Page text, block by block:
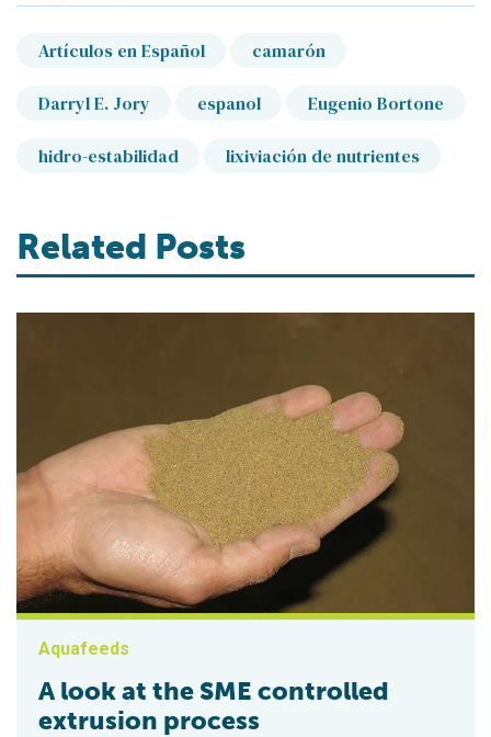
Artículos en Español camarón
Darryl E. Jory espanol Eugenio Bortone
hidro-estabilidad lixiviación de nutrientes
Related Posts
Aquafeeds
A look at the SME controlled
extrusion process